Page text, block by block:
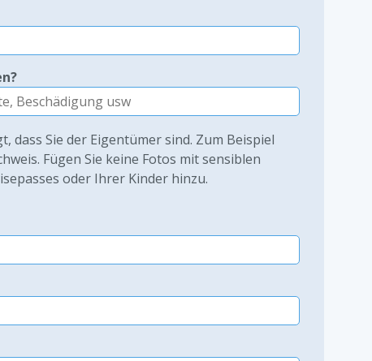
dass Sie der Eigentümer sind. Zum Beispiel
Fügen Sie keine Fotos mit sensiblen
oder Ihrer Kinder hinzu.